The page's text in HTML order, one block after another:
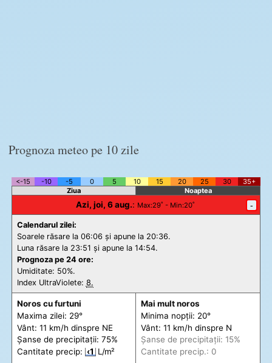
Prognoza meteo pe 10 zile
<-15 -10 -5 0 5 10 15 20 25 30
35+
Ziua
Noaptea
Azi, joi, 6 aug.: Max:29˚ - Min:20˚ -
Calendarul zilei:
Soarele răsare la 06:06 și apune la 20:36.
Luna răsare la 23:51 și apune la 14:54.
Prognoza pe 24 ore:
Umiditate: 50%.
Index UltraViolete: 8.
Noros cu furtuni
Maxima zilei: 29°
Vânt: 11 km/h dinspre NE
Șanse de precipitații: 75%
Cantitate precip: ‹1 L/m²
Mai mult noros
Minima nopții: 20°
Vânt: 11 km/h dinspre N
Șanse de precipitații: 15%
Cantitate precip.: 0